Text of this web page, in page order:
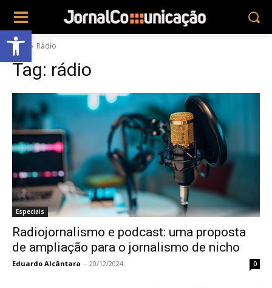
Abrir a barra de ferramentas
Tags Rádio
Tag: rádio
Especiais
Radiojornalismo e podcast: uma proposta
de ampliação para o jornalismo de nicho
Eduardo Alcântara - 20/12/2024 0